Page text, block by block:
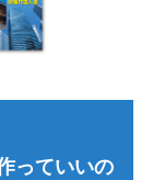
っていいの